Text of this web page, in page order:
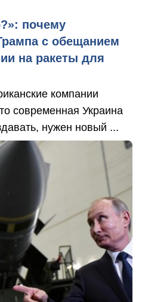
почему
с обещанием
на ракеты для
компании
современная Украина
нужен новый ...